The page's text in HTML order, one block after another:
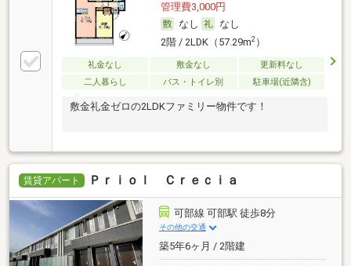
管理費3,000円
なし
なし
2階 / 2LDK（57.29m2）
礼金なし 敷金なし
更新料なし
二人暮らし
バス・トイレ別 駐車場(近隣含)
敷金礼金ゼロの2LDKファミリー物件です！
賃貸アパート Ｐｒｉｏｌ Ｃｒｅｃｉａ
可部線 可部駅 徒歩8分
その他の交通
築5年6ヶ月 / 2階建